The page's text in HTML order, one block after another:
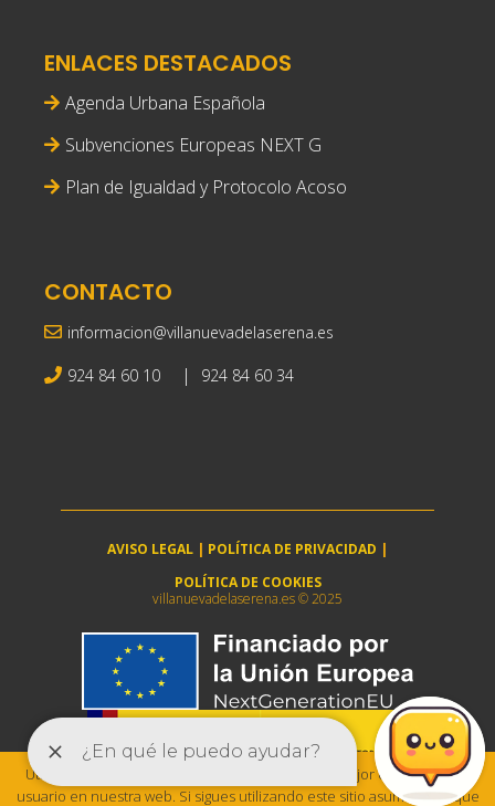
ENLACES DESTACADOS
Agenda Urbana Española
Subvenciones Europeas NEXT G
Plan de Igualdad y Protocolo Acoso
CONTACTO
informacion@villanuevadelaserena.es
924 84 60 10 | 924 84 60 34
AVISO LEGAL | POLÍTICA DE PRIVACIDAD |
POLÍTICA DE COOKIES
villanuevadelaserena.es © 2025
Utilizamos cookies para asegurar que damos la mejor experiencia al
usuario en nuestra web. Si sigues utilizando este sitio asumiremos que